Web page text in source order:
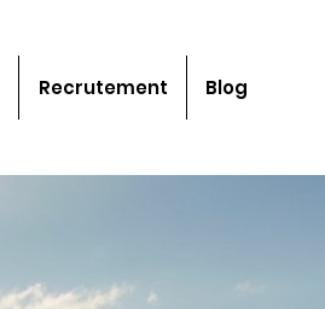
Recrutement Blog